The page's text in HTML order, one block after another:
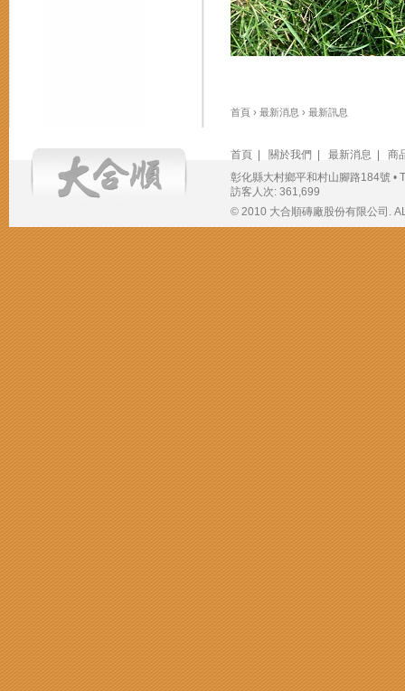
首頁 › 最新消息 › 最新訊息
首頁 關於我們 最新消息
商
彰化縣大村鄉平和村山腳路184號 •
訪客人次: 361,699
© 2010 大合順磚廠股份有限公司.